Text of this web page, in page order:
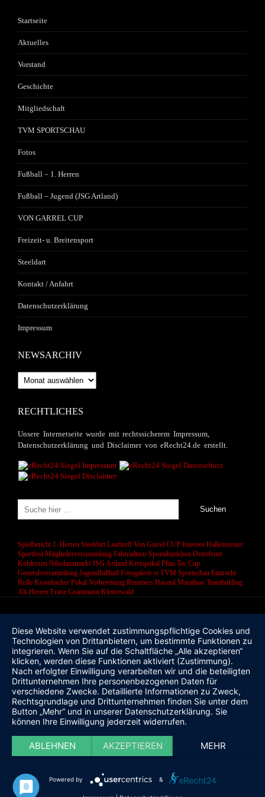
Startseite
Aktuelles
Vorstand
Geschichte
Mitgliedschaft
TVM SPORTSCHAU
Fotos
Fußball – 1. Herren
Fußball – Jugend (JSG Artland)
VON GARREL CUP
Freizeit- u. Breitensport
Steeldart
Kontakt / Anfahrt
Datenschutzerklärung
Impressum
NEWSARCHIV
Newsarchiv
RECHTLICHES
Unsere Internetseite wurde mit rechtssicherem Impressum,
Datenschutzerklärung und Disclaimer von eRecht24.de erstellt.
Spielbericht 1. Herren Steeldart Lauftreff Von Garrel CUP Internes Hallenturnier
Sportfest Mitgliederversammlung Fahrradtour Sportabzeichen Osterfeuer
Kohlessen Nikolausmarkt JSG Artland Kreispokal Pfau-Tec Cup
Generalversammlung Jugendfußball Fotogalerie st TVM Sportschau Eintracht
Rulle Krombacher Pokal Vorbereitung Remmers Hasetal Marathon Teambulding
Alt-Herren Franz Grammann Kletterwald
Diese Website verwendet zustimmungspflichtige Cookies und
Technologien von Drittanbietern, um bestimmte Funktionen zu
integrieren. Wenn Sie auf die Schaltfläche „Alle akzeptieren“
klicken, werden diese Funktionen aktiviert (Zustimmung).
Nach erfolgter Einwilligung verarbeiten wir und die beteiligten
Drittunternehmen Ihre personenbezogenen Daten für
verschiedene Zwecke. Detaillierte Informationen zu Zweck,
Rechtsgrundlage und Drittunternehmen finden Sie unter dem
Button „Mehr“ und in unserer Datenschutzerklärung. Sie
können Ihre Einwilligung jederzeit widerrufen.
ABLEHNEN AKZEPTIEREN MEHR
Powered by &